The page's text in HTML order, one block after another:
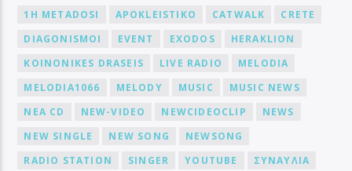
1H METADOSI APOKLEISTIKO CATWALK
CRETE
DIAGONISMOI
EVENT EXODOS
HERAKLION
KOINONIKES DRASEIS
LIVE RADIO
MELODIA
MELODIA1066
MELODY MUSIC
MUSIC NEWS
NEA CD
NEW-VIDEO NEWCIDEOCLIP
NEWS
NEW SINGLE
NEW SONG
NEWSONG
RADIO STATION
SINGER YOUTUBE ΣΥΝΑΥΛΙΑ